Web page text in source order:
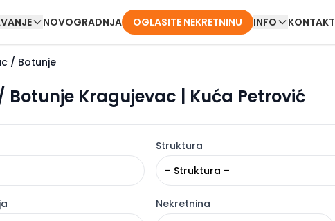
NOVOGRADNJA OGLASITE NEKRETNINU INFO KONTAKT
/ Botunje
Kragujevac | Kuća Petrović
Struktura
– Struktura –
Nekretnina